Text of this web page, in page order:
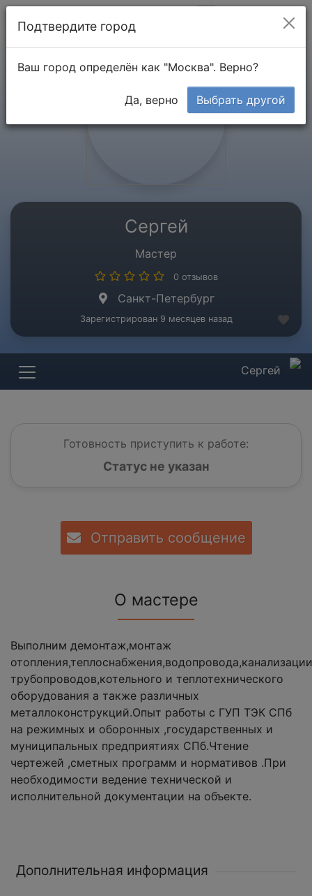
Сергей
Мастер
0 отзывов
Санкт-Петербург
Зарегистрирован 9 месяцев назад
Сергей
Готовность приступить к работе:
Статус не указан
Отправить сообщение
О мастере
Выполним демонтаж,монтаж
трубопроводов,котельного и теплотехнического
оборудования а также различных
металлоконструкций.Опыт работы с ГУП ТЭК СПб
на режимных и оборонных ,государственных и
муниципальных предприятиях СПб.Чтение
чертежей ,сметных программ и нормативов .При
необходимости ведение технической и
исполнительной документации на объекте.
Дополнительная информация
Подтвердите город
Ваш город определён как "Москва". Верно?
Да, верно Выбрать другой